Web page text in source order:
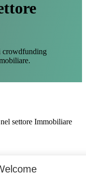
crowdfunding
settore Immobiliare